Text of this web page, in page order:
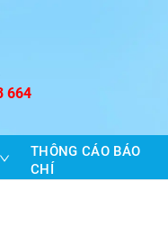
664
THÔNG CÁO BÁO
CHÍ